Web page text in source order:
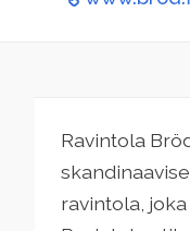
Ravintola
ravintola,